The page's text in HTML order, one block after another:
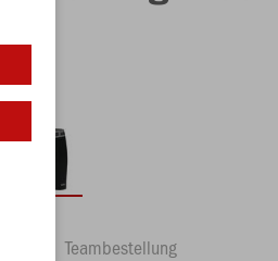
Teambestellung